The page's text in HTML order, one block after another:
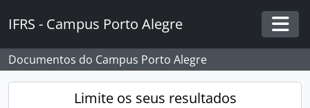
IFRS - Campus Porto Alegre
Documentos do Campus Porto Alegre
Limite os seus resultados